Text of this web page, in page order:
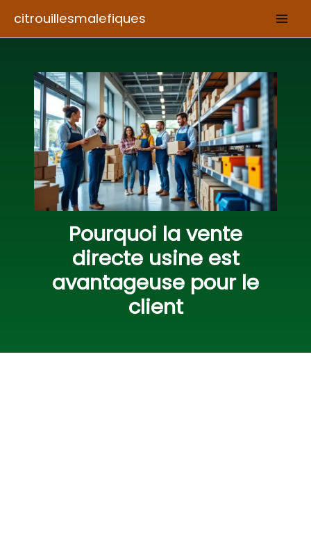
citrouillesmalefiques
Pourquoi la vente
directe usine est
avantageuse pour le
client